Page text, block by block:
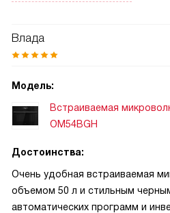
Влада
Модель:
Встраиваемая
OM54BGH
Достоинства:
Очень удобная встраиваемая
объемом 50 л и стильным
автоматических программ и